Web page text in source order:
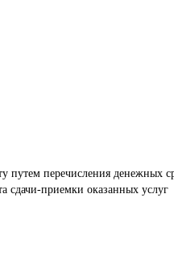
путем перечисления денежных
сдачи-приемки оказанных услуг